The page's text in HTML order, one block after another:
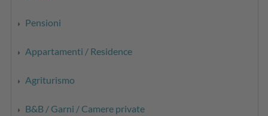
Pensioni
Appartamenti / Residence
Agriturismo
B&B / Garni / Camere private